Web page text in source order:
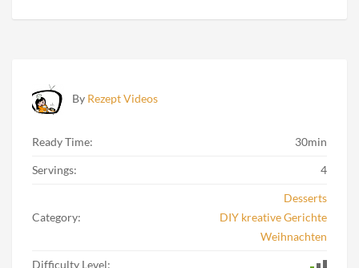
By Rezept Videos
Ready Time: 30min
Servings: 4
Category:
Desserts
DIY kreative Gerichte
Weihnachten
Difficulty Level: